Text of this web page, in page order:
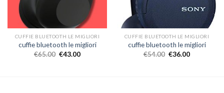
CUFFIE BLUETOOTH LE MIGLIORI
cuffie bluetooth le migliori
€65.00 €43.00
CUFFIE BLUETOOTH LE MIGLIORI
cuffie bluetooth le migliori
€54.00 €36.00